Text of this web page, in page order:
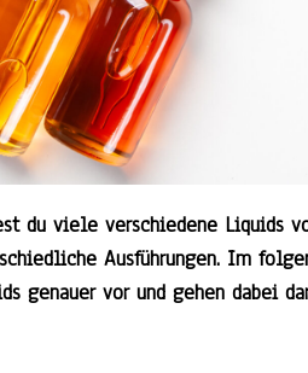
du viele verschiedene Liquids
Ausführungen. Im
genauer vor und gehen dabei